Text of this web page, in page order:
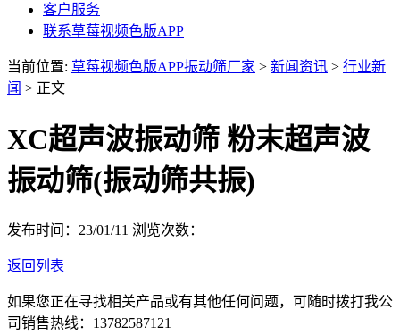
客户服务
联系草莓视频色版APP
当前位置: 草莓视频色版APP振动筛厂家 > 新闻资讯 > 行业新
闻 > 正文
XC超声波振动筛 粉末超声波
振动筛(振动筛共振)
发布时间：23/01/11 浏览次数：
返回列表
如果您正在寻找相关产品或有其他任何问题，可随时拨打我公
司销售热线： 13782587121